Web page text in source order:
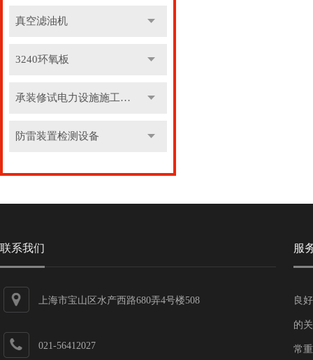
真空滤油机
3240环氧板
承装修试电力设施施工机具
防雷装置检测设备
联系我们
上海市宝山区水产西路680弄4号楼508
021-56412027
服
良
的
常